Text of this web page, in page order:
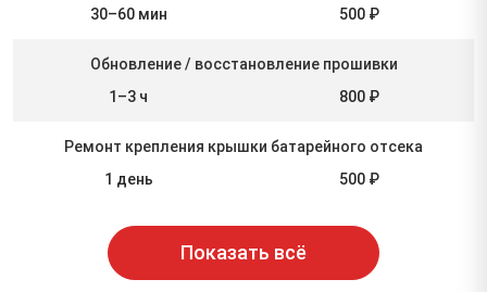
30–60 мин
500 ₽
Обновление / восстановление прошивки
1–3 ч
800 ₽
Ремонт крепления крышки батарейного отсека
1 день
500 ₽
Показать всё